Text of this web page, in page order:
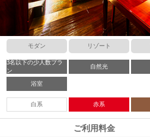
モダン リゾート
3名以下の少人数プラ
ン
自然光
浴室
白系 赤系
ご利用料金